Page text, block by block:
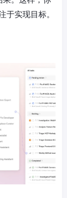
于实现目标。